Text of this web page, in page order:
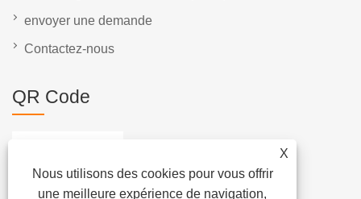
X
Nous utilisons des cookies pour vous offrir
une meilleure expérience de navigation,
envoyer une demande
Contactez-nous
QR Code